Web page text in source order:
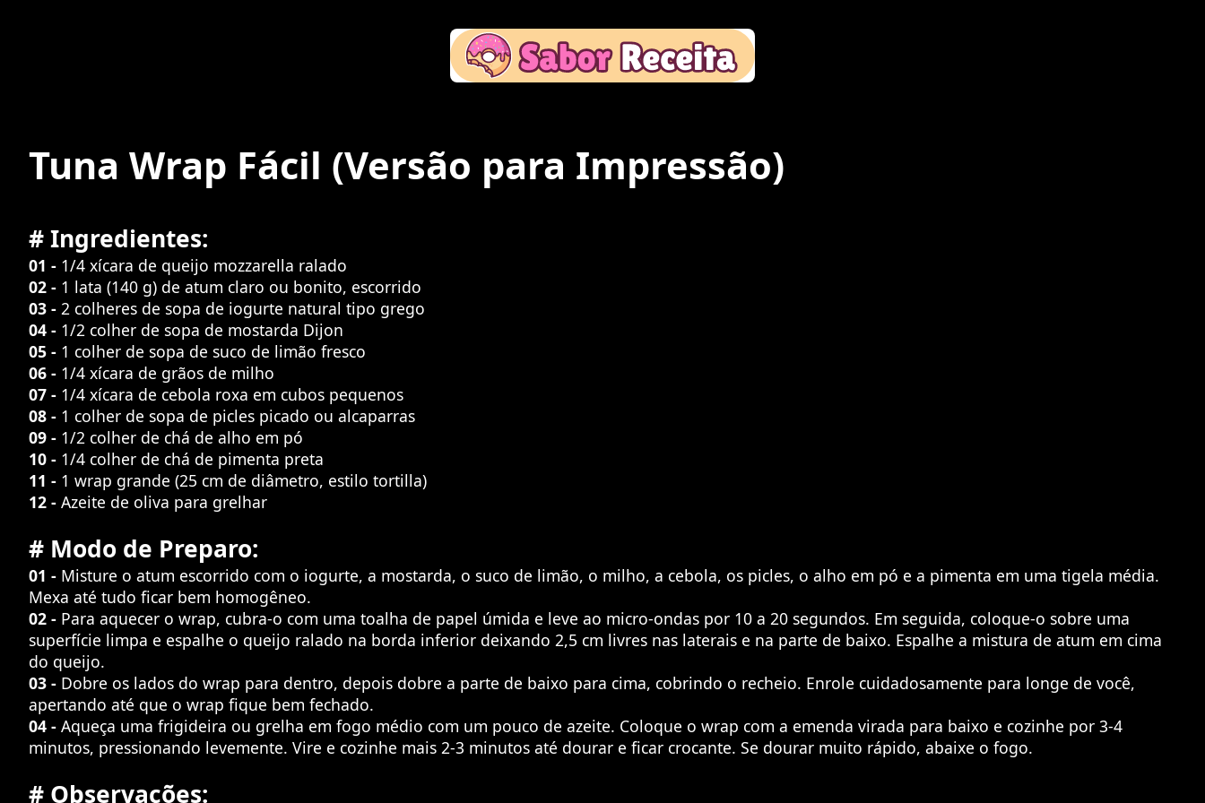
Tuna Wrap Fácil (Versão para Impressão)
# Ingredientes:
01 - 1/4 xícara de queijo mozzarella ralado
02 - 1 lata (140 g) de atum claro ou bonito, escorrido
03 - 2 colheres de sopa de iogurte natural tipo grego
04 - 1/2 colher de sopa de mostarda Dijon
05 - 1 colher de sopa de suco de limão fresco
06 - 1/4 xícara de grãos de milho
07 - 1/4 xícara de cebola roxa em cubos pequenos
08 - 1 colher de sopa de picles picado ou alcaparras
09 - 1/2 colher de chá de alho em pó
10 - 1/4 colher de chá de pimenta preta
11 - 1 wrap grande (25 cm de diâmetro, estilo tortilla)
12 - Azeite de oliva para grelhar
# Modo de Preparo:
01 - Misture o atum escorrido com o iogurte, a mostarda, o suco de limão, o milho, a cebola, os picles, o alho em pó e a pimenta em uma tigela média.
Mexa até tudo ficar bem homogêneo.
02 - Para aquecer o wrap, cubra-o com uma toalha de papel úmida e leve ao micro-ondas por 10 a 20 segundos. Em seguida, coloque-o sobre uma
superfície limpa e espalhe o queijo ralado na borda inferior deixando 2,5 cm livres nas laterais e na parte de baixo. Espalhe a mistura de atum em cima
do queijo.
03 - Dobre os lados do wrap para dentro, depois dobre a parte de baixo para cima, cobrindo o recheio. Enrole cuidadosamente para longe de você,
apertando até que o wrap fique bem fechado.
04 - Aqueça uma frigideira ou grelha em fogo médio com um pouco de azeite. Coloque o wrap com a emenda virada para baixo e cozinhe por 3-4
minutos, pressionando levemente. Vire e cozinhe mais 2-3 minutos até dourar e ficar crocante. Se dourar muito rápido, abaixe o fogo.
# Observações: